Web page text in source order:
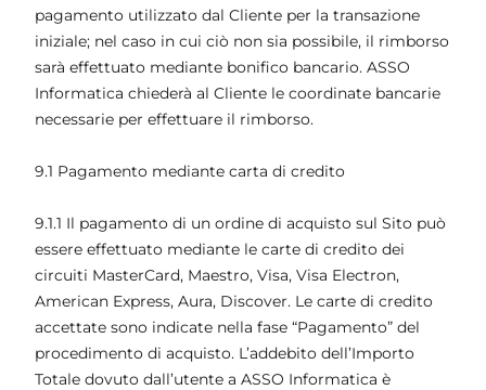
pagamento utilizzato dal Cliente per la transazione
iniziale; nel caso in cui ciò non sia possibile, il rimborso
sarà effettuato mediante bonifico bancario. ASSO
Informatica chiederà al Cliente le coordinate bancarie
necessarie per effettuare il rimborso.
9.1 Pagamento mediante carta di credito
9.1.1 Il pagamento di un ordine di acquisto sul Sito può
essere effettuato mediante le carte di credito dei
circuiti MasterCard, Maestro, Visa, Visa Electron,
American Express, Aura, Discover. Le carte di credito
accettate sono indicate nella fase “Pagamento” del
procedimento di acquisto. L’addebito dell’Importo
Totale dovuto dall’utente a ASSO Informatica è